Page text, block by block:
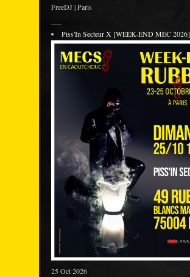
FreeDJ | Paris
Piss'In Secteur X [WEEK-END MEC 2026]
25 Oct 2026